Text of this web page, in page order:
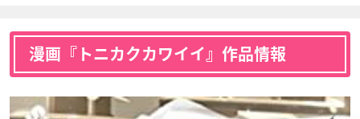
漫画『トニカクカワイイ』作品情報